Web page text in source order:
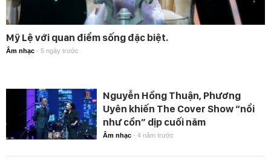
Mỹ Lệ với quan điểm sống đặc biệt.
Âm nhạc - 5 ngày trước
Nguyễn Hồng Thuận, Phương
Uyên khiến The Cover Show “nổi
như cồn” dịp cuối năm
Âm nhạc - 4 năm trước